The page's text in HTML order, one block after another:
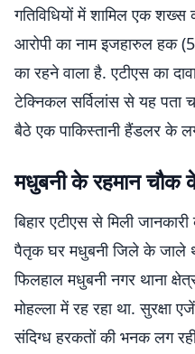
गतिविधियों में शामिल एक शख्स
आरोपी का नाम इजहारुल हक
का रहने वाला है. एटीएस का
टेक्निकल सर्विलांस से यह पता
बैठे एक पाकिस्तानी हैंडलर के
मधुबनी के रहमान चौक
बिहार एटीएस से मिली
पैतृक घर मधुबनी जिले के जाले
फिलहाल मधुबनी नगर थाना
मोहल्ला में रह रहा था. सुरक्षा
संदिग्ध हरकतों की भनक लग